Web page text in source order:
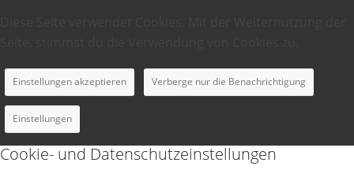
Einstellungen akzeptieren Verberge nur die Benachrichtigung
Einstellungen
Cookie- und Datenschutzeinstellungen